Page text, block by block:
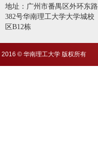
地址：广州市番禺区外环东路
382号华南理工大学大学城校
区B12栋
2016 © 华南理工大学 版权所有